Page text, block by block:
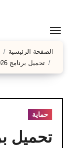
المحتوى
الصفحة الرئيسية
تحميل برنامج Smadav 2026 كامل بالسيريال
حماية